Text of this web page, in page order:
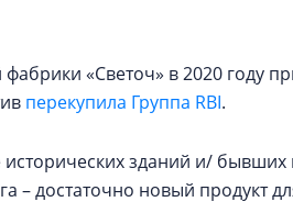
«Светоч» в 2020 году
перекупила Группа RBI.
зданий и/
– достаточно новый продукт